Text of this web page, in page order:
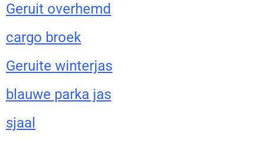
Geruit overhemd
cargo broek
Geruite winterjas
blauwe parka jas
sjaal